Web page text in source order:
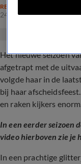
REALITY
24 jan 2024, 08:47
Het nieuwe seizoen
afgetrapt met de
volgde haar in de
bij haar
en raken kijkers
In een eerder seizoen
video hierboven zie je
In een prachtige